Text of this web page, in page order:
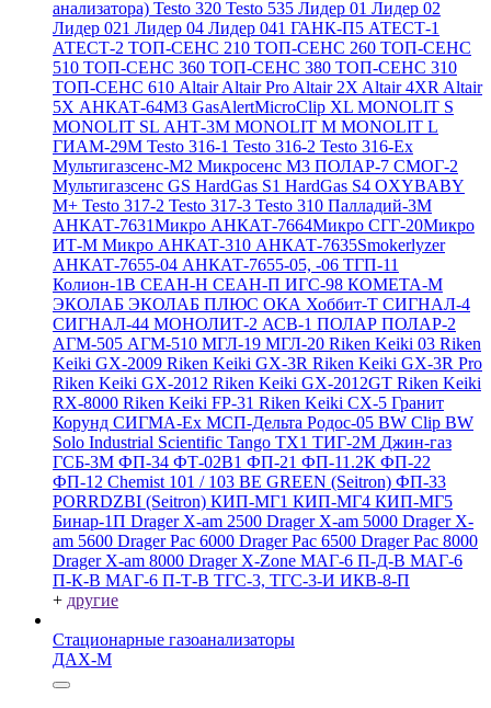
анализатора) Testo 320 Testo 535 Лидер 01 Лидер 02
Лидер 021 Лидер 04 Лидер 041 ГАНК-П5 АТЕСТ-1
АТЕСТ-2 ТОП-СЕНС 210 ТОП-СЕНС 260 ТОП-СЕНС
510 ТОП-СЕНС 360 ТОП-СЕНС 380 ТОП-СЕНС 310
ТОП-СЕНС 610 AltairAltair Pro Altair 2X Altair 4XR Altair
5X АНКАТ-64М3 GasAlertMicroClip XL MONOLIT S
MONOLIT SL АНТ-3М MONOLIT M MONOLIT L
ГИАМ-29М Testo 316-1 Testo 316-2 Testo 316-Ex
Мультигазсенс-М2 Микросенс М3 ПОЛАР-7 СМОГ-2
Мультигазсенс GS HardGas S1 HardGas S4 OXYBABY
M+ Testo 317-2 Testo 317-3 Testo 310 Палладий-3М
АНКАТ-7631Микро АНКАТ-7664Микро СГГ-20Микро
ИТ-М Микро АНКАТ-310 АНКАТ-7635Smokerlyzer
АНКАТ-7655-04 АНКАТ-7655-05, -06 ТГП-11
Колион-1В СЕАН-Н СЕАН-П ИГС-98 КОМЕТА-М
ЭКОЛАБ ЭКОЛАБ ПЛЮС ОКА Хоббит-Т СИГНАЛ-4
СИГНАЛ-44 МОНОЛИТ-2 АСВ-1 ПОЛАР ПОЛАР-2
АГМ-505 АГМ-510 МГЛ-19 МГЛ-20 Riken Keiki 03 Riken
Keiki GX-2009 Riken Keiki GX-3R Riken Keiki GX-3R Pro
Riken Keiki GX-2012 Riken Keiki GX-2012GT Riken Keiki
RX-8000 Riken Keiki FP-31 Riken Keiki CX-5 Гранит
Корунд СИГМА-Ех МСП-Дельта Родос-05 BW Clip BW
Solo Industrial Scientific Tango TX1 ТИГ-2М Джин-газ
ГСБ-3М ФП-34 ФТ-02В1 ФП-21 ФП-11.2К ФП-22
ФП-12 Chemist 101 / 103 BE GREEN (Seitron) ФП-33
PORRDZBI (Seitron) КИП-МГ1 КИП-МГ4 КИП-МГ5
Бинар-1П Drager X-am 2500 Drager X-am 5000 Drager X-
am 5600 Drager Pac 6000 Drager Pac 6500 Drager Pac 8000
Drager X-am 8000 Drager X-Zone МАГ-6 П-Д-В МАГ-6
П-К-В МАГ-6 П-Т-В ТГС-3, ТГС-3-И ИКВ-8-П
+ другие
Стационарные газоанализаторы
ДАХ-М